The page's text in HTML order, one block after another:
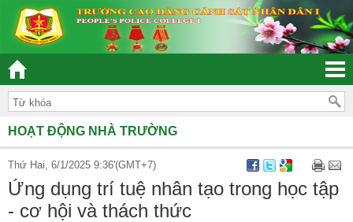
“ĐOÀN KẾT – DÂN CHỦ - KỶ CƯƠNG – TRÁCH NHIỆM –
HOẠT ĐỘNG NHÀ TRƯỜNG
Thứ Hai, 6/1/2025 9:36'(GMT+7)
Ứng dụng trí tuệ nhân tạo trong học tập
- cơ hội và thách thức